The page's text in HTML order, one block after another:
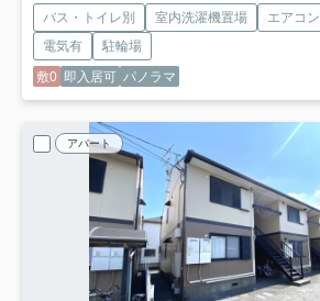
バス・トイレ別 室内洗濯機置場 エアコン
電気有
駐輪場
敷0 即入居可 パノラマ
アパート